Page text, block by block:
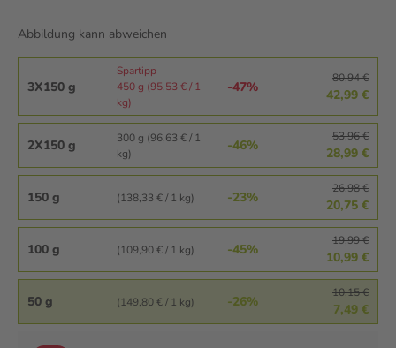
Abbildung kann abweichen
3X150 g
Spartipp
450 g (95,53 € / 1
kg)
-47%
80,94 €
42,99 €
2X150 g
300 g (96,63 € / 1
kg)
-46%
53,96 €
28,99 €
150 g (138,33 € / 1 kg) -23%
26,98 €
20,75 €
100 g (109,90 € / 1 kg) -45%
19,99 €
10,99 €
50 g (149,80 € / 1 kg) -26%
10,15 €
7,49 €